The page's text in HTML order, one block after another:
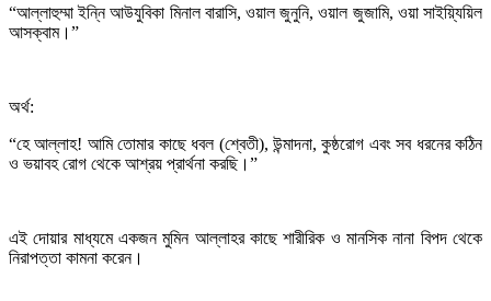
“আল্লাহুম্মা ইন্নি আউযুবিকা মিনাল বারাসি, ওয়াল জুনুনি, ওয়াল জুজামি, ওয়া সাইয়্যিয়িল
আসক্বাম।”
অর্থ:
“হে আল্লাহ! আমি তোমার কাছে ধবল (শ্বেতী), উন্মাদনা, কুষ্ঠরোগ এবং সব ধরনের কঠিন
ও ভয়াবহ রোগ থেকে আশ্রয় প্রার্থনা করছি।”
এই দোয়ার মাধ্যমে একজন মুমিন আল্লাহর কাছে শারীরিক ও মানসিক নানা বিপদ থেকে
নিরাপত্তা কামনা করেন।